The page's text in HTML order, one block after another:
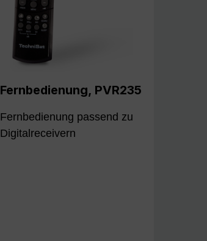
Fernbedienung, PVR235
Fernbedienung passend zu
Digitalreceivern